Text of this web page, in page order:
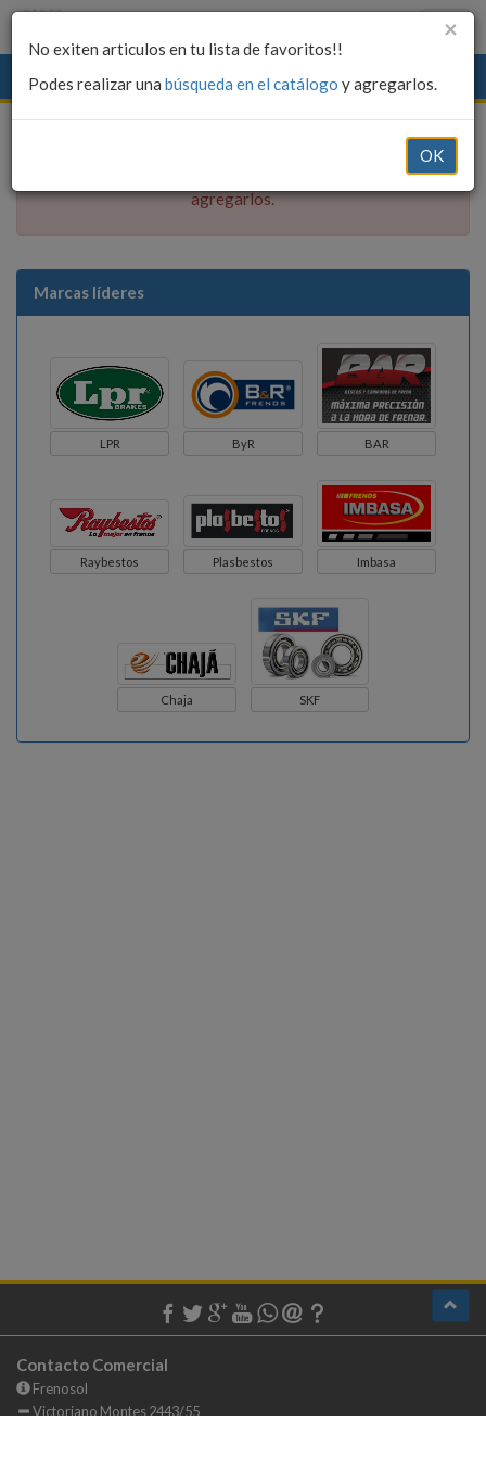
Listado de Favoritos
×
agregarlos.
Marcas líderes
LPR ByR BAR
Raybestos Plasbestos Imbasa
Chaja SKF
Contacto Comercial
Frenosol
Victoriano Montes 2443/55
×
No exiten articulos en tu lista de favoritos!!
Podes realizar una búsqueda en el catálogo y agregarlos.
OK